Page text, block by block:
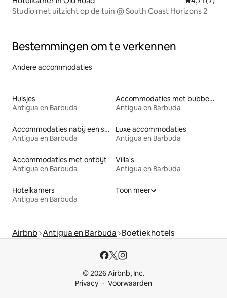
Studio met uitzicht op de tuin @ South Coast Horizons 2
Bestemmingen om te verkennen
Andere accommodaties
Huisjes
Antigua en Barbuda
Accommodaties met bubbelbad
Antigua en Barbuda
Accommodaties nabij een strand
Antigua en Barbuda
Luxe accommodaties
Antigua en Barbuda
Accommodaties met ontbijt
Antigua en Barbuda
Villa's
Antigua en Barbuda
Hotelkamers
Antigua en Barbuda
Toon meer
Airbnb Antigua en Barbuda Boetiekhotels
© 2026 Airbnb, Inc.
Privacy
Voorwaarden